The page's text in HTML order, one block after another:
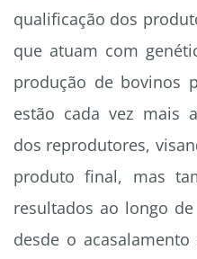
qualificação dos
que atuam com
produção de bovinos
estão cada vez mais
dos reprodutores,
produto final, mas
resultados ao longo
desde o